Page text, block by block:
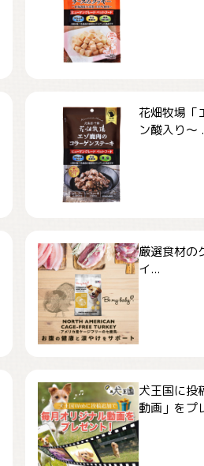
花畑牧場「
ン酸入り～
厳選食材の
イ...
犬王国に投
動画」をプ